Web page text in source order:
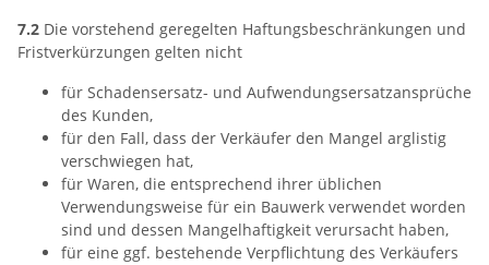
7.2 Die vorstehend geregelten Haftungsbeschränkungen und
Fristverkürzungen gelten nicht
für Schadensersatz- und Aufwendungsersatzansprüche
des Kunden,
für den Fall, dass der Verkäufer den Mangel arglistig
verschwiegen hat,
für Waren, die entsprechend ihrer üblichen
Verwendungsweise für ein Bauwerk verwendet worden
sind und dessen Mangelhaftigkeit verursacht haben,
für eine ggf. bestehende Verpflichtung des Verkäufers